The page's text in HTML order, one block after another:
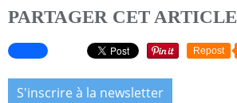
PARTAGER CET ARTICLE
Repost
S'inscrire à la newsletter